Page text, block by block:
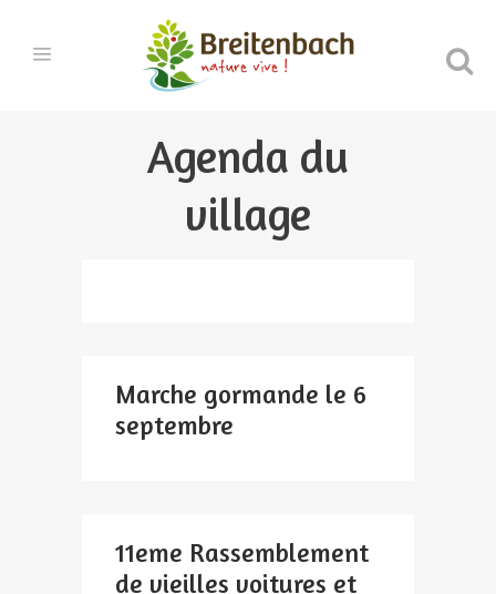
Agenda du
village
Marche gormande le 6
septembre
11eme Rassemblement
de vieilles voitures et